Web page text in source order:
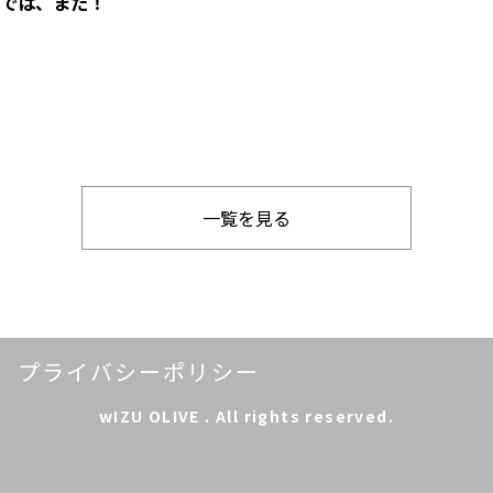
一覧を見る
プライバシーポリシー
wIZU OLIVE . All rights reserved.